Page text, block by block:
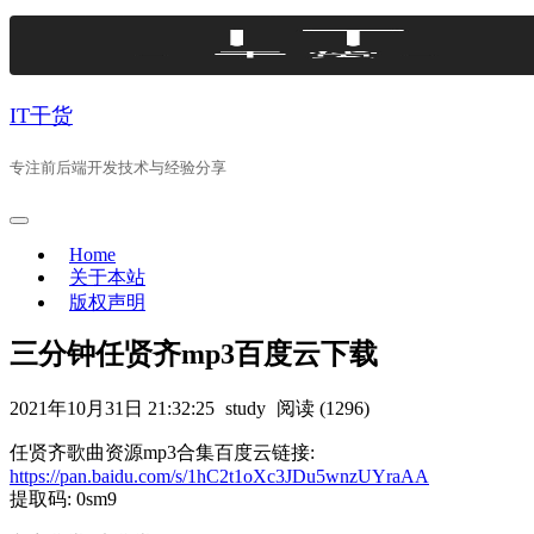
Skip
IT干货
专注前后端开发技术与经验分享
Home
关于本站
版权声明
三分钟任贤齐mp3百度云下载
2021年10月31日 21:32:25 study 阅读 (1296)
任贤齐歌曲资源mp3合集百度云链接:
https://pan.baidu.com/s/1hC2t1oXc3JDu5wnzUYraAA
提取码: 0sm9